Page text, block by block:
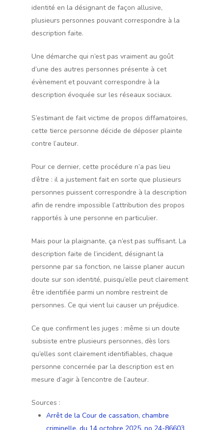
identité en la désignant de façon allusive,
plusieurs personnes pouvant correspondre à la
description faite.
Une démarche qui n’est pas vraiment au goût
d’une des autres personnes présente à cet
évènement et pouvant correspondre à la
description évoquée sur les réseaux sociaux.
S’estimant de fait victime de propos diffamatoires,
cette tierce personne décide de déposer plainte
contre l’auteur.
Pour ce dernier, cette procédure n’a pas lieu
d’être : il a justement fait en sorte que plusieurs
personnes puissent correspondre à la description
afin de rendre impossible l’attribution des propos
rapportés à une personne en particulier.
Mais pour la plaignante, ça n’est pas suffisant. La
description faite de l’incident, désignant la
personne par sa fonction, ne laisse planer aucun
doute sur son identité, puisqu’elle peut clairement
être identifiée parmi un nombre restreint de
personnes. Ce qui vient lui causer un préjudice.
Ce que confirment les juges : même si un doute
subsiste entre plusieurs personnes, dès lors
qu’elles sont clairement identifiables, chaque
personne concernée par la description est en
mesure d’agir à l’encontre de l’auteur.
Sources :
Arrêt de la Cour de cassation, chambre